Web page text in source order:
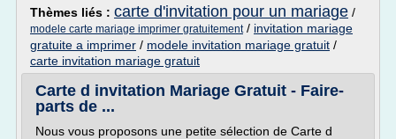
Thèmes liés : carte d'invitation pour un mariage /
modele carte mariage imprimer gratuitement/ invitation mariage
gratuite a imprimer / modele invitation mariage gratuit /
carte invitation mariage gratuit
Carte d invitation Mariage Gratuit - Faire-
parts de ...
Nous vous proposons une petite sélection de Carte d